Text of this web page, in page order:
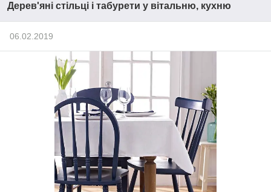
Дерев'яні стільці і табурети у вітальню, кухню
06.02.2019